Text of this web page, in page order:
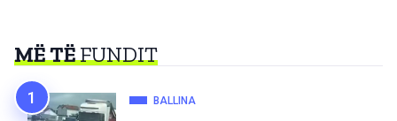
MË TËFUNDIT
BALLINA